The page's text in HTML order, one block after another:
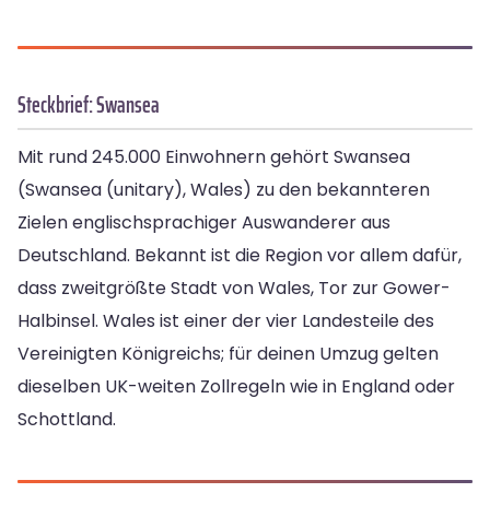
Steckbrief: Swansea
Mit rund 245.000 Einwohnern gehört Swansea
(Swansea (unitary), Wales) zu den bekannteren
Zielen englischsprachiger Auswanderer aus
Deutschland. Bekannt ist die Region vor allem dafür,
dass zweitgrößte Stadt von Wales, Tor zur Gower-
Halbinsel. Wales ist einer der vier Landesteile des
Vereinigten Königreichs; für deinen Umzug gelten
dieselben UK-weiten Zollregeln wie in England oder
Schottland.